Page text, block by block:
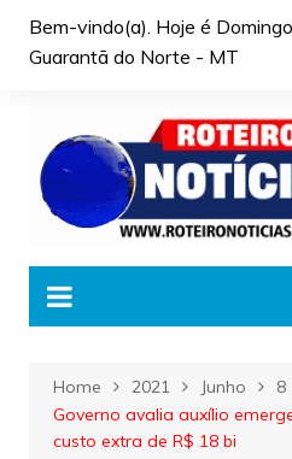
Bem-vindo(a). Hoje é
Guarantã do Norte - MT
Home 2021 Junho
8
Governo avalia auxílio
custo extra de R$ 18 bi